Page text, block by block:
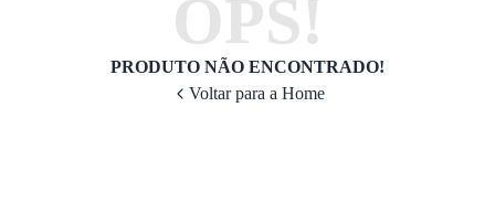
OPS!
PRODUTO NÃO ENCONTRADO!
Voltar para a Home